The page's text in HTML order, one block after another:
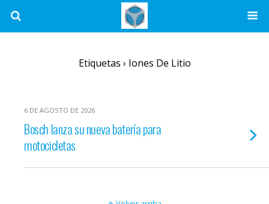
Etiquetas › Iones De Litio
6 DE AGOSTO DE 2026
Bosch lanza su nueva batería para
motocicletas